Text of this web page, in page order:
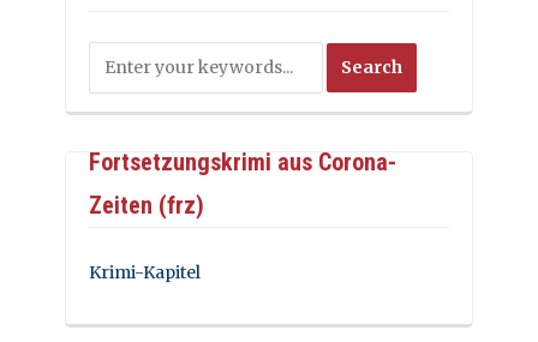
Fortsetzungskrimi aus Corona-
Zeiten (frz)
Krimi-Kapitel